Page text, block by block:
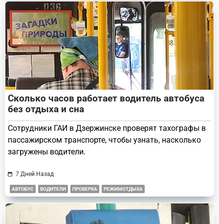
Сколько часов работает водитель автобуса
без отдыха и сна
Сотрудники ГАИ в Дзержинске проверят тахографы в
пассажирском транспорте, чтобы узнать, насколько
загружены водители.
7 Дней Назад
АВТОБУС ВОДИТЕЛИ ПРОВЕРКА РЕЖИМОТДЫХА